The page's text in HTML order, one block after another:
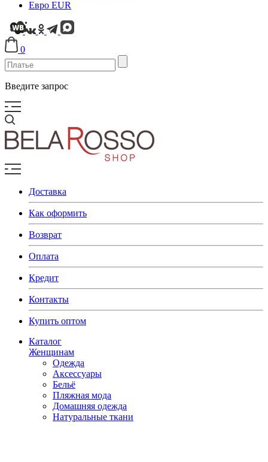
Евро EUR
0
Введите запрос
Доставка
Как оформить
Возврат
Оплата
Кредит
Контакты
Купить оптом
Каталог
Женщинам
Одежда
Аксессуары
Бельё
Пляжная мода
Домашняя одежда
Натуральные ткани